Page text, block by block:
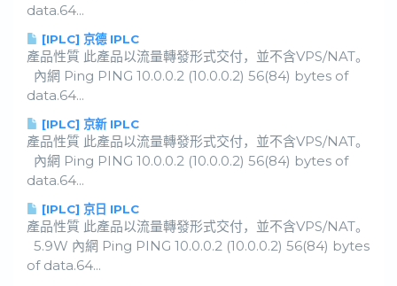
data.64...
[IPLC] 京德 IPLC
產品性質 此產品以流量轉發形式交付，並不含VPS/NAT。
內網 Ping PING 10.0.0.2 (10.0.0.2) 56(84) bytes of
data.64...
[IPLC] 京新 IPLC
產品性質 此產品以流量轉發形式交付，並不含VPS/NAT。
內網 Ping PING 10.0.0.2 (10.0.0.2) 56(84) bytes of
data.64...
[IPLC] 京日 IPLC
產品性質 此產品以流量轉發形式交付，並不含VPS/NAT。
5.9W 內網 Ping PING 10.0.0.2 (10.0.0.2) 56(84) bytes
of data.64...